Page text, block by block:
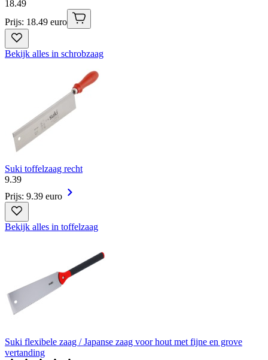
18.49
Prijs: 18.49 euro
Bekijk alles in schrobzaag
Suki toffelzaag recht
9.39
Prijs: 9.39 euro
Bekijk alles in toffelzaag
Suki flexibele zaag / Japanse zaag voor hout met fijne en grove
vertanding